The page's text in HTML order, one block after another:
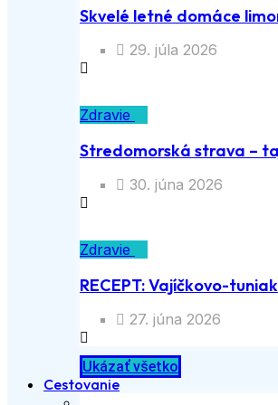
Skvelé letné domáce
29. júla 2026
Zdravie
Stredomorská strava –
30. júna 2026
Zdravie
RECEPT: Vajíčkovo-
27. júna 2026
Ukázať všetko
Cestovanie